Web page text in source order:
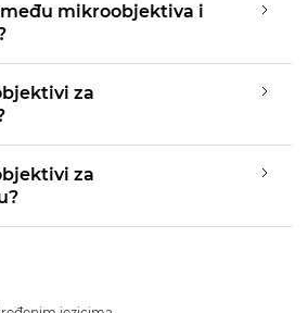
mikroobjektiva i
za
za